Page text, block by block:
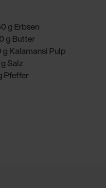
g Erbsen
g Butter
g Kalamansi Pulp
Salz
Pfeffer